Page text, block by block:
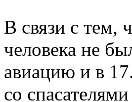
В связи с тем,
человека не
авиацию и в
со